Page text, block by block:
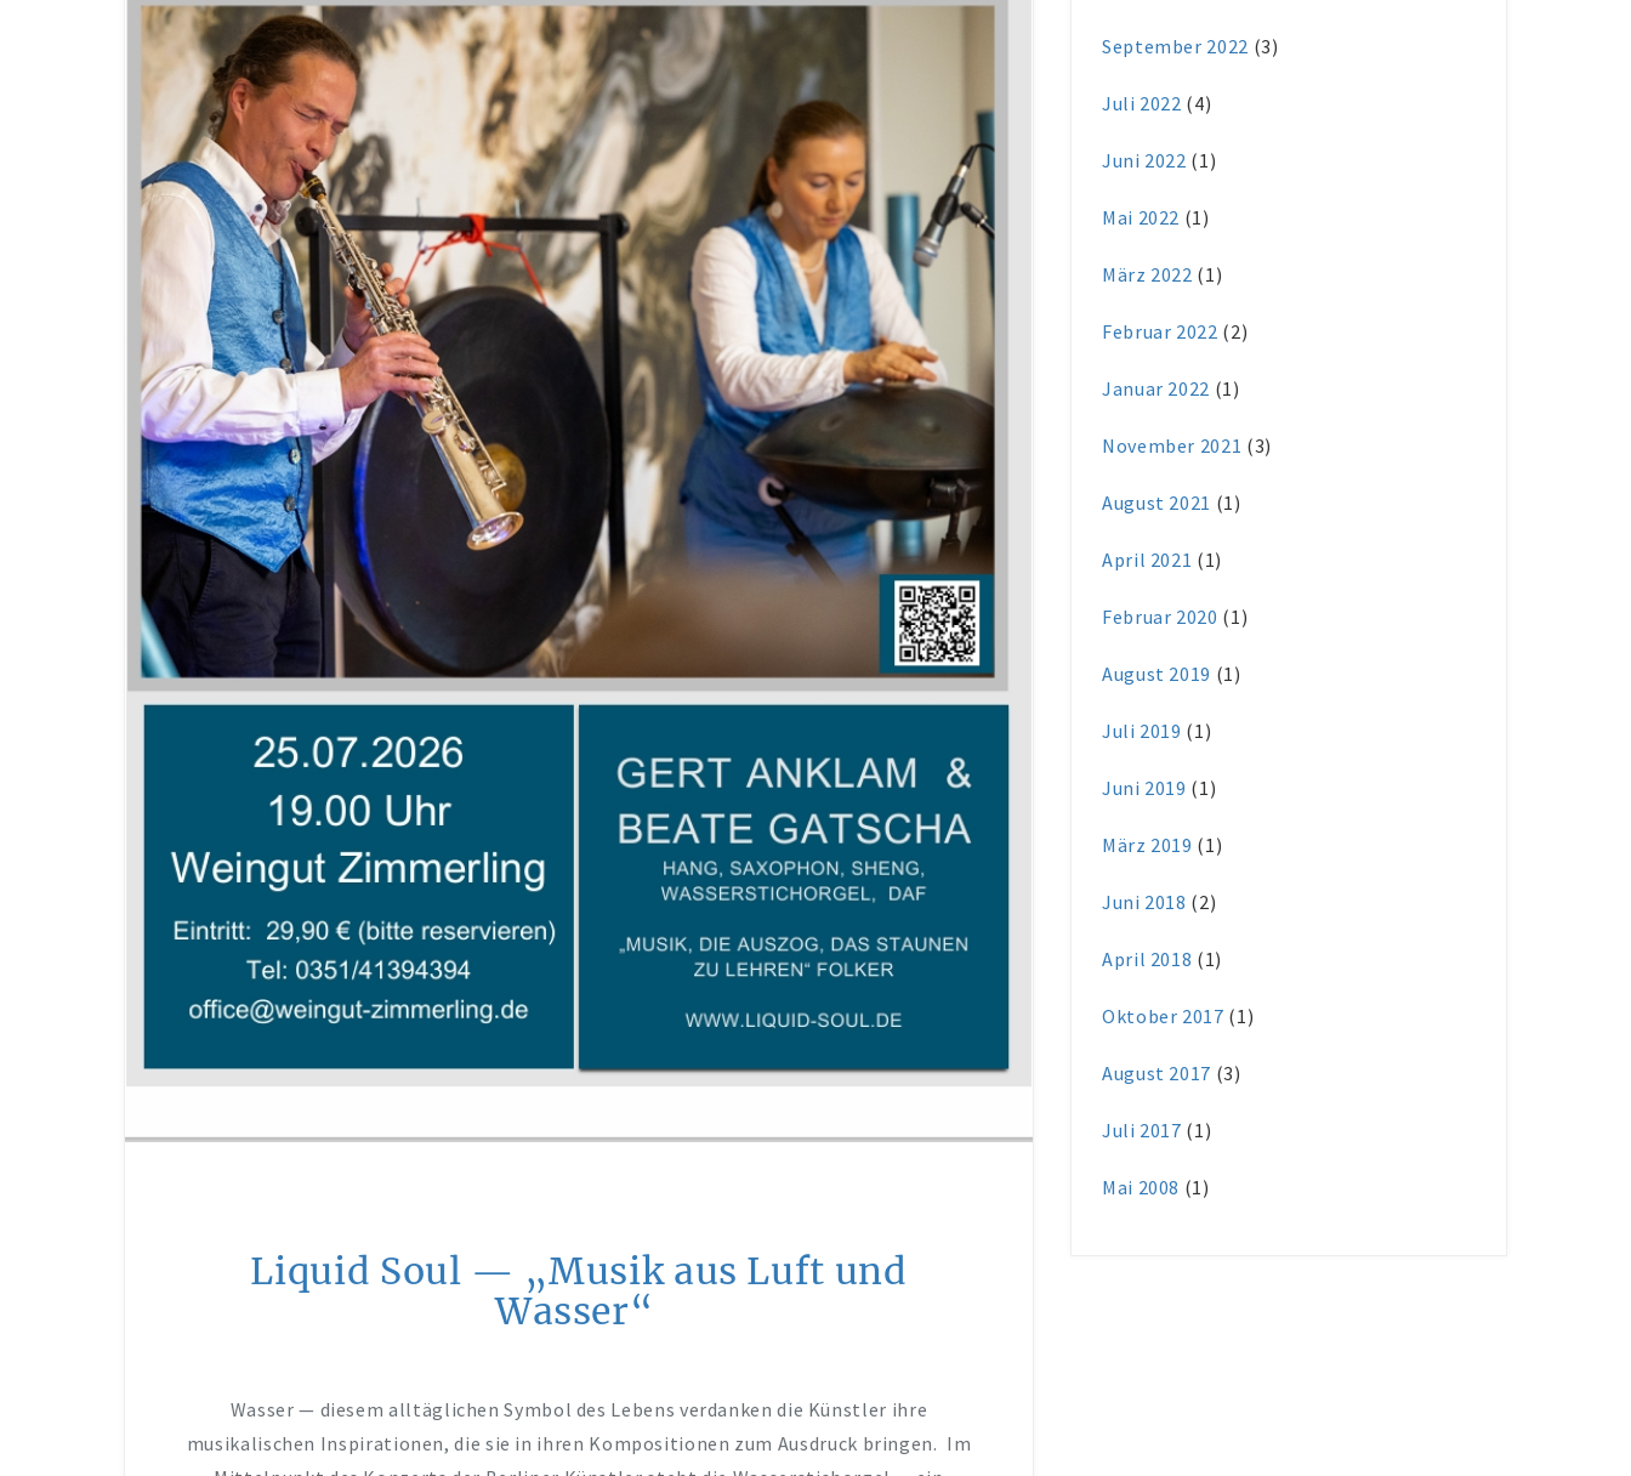
Liquid Soul — „Musik aus Luft und
Wasser“
Wasser — diesem alltäglichen Symbol des Lebens verdanken die Künstler ihre
musikalischen Inspirationen, die sie in ihren Kompositionen zum Ausdruck bringen. Im
September 2022 (3)
Juli 2022 (4)
Juni 2022 (1)
Mai 2022 (1)
März 2022 (1)
Februar 2022 (2)
Januar 2022 (1)
November 2021 (3)
August 2021 (1)
April 2021 (1)
Februar 2020 (1)
August 2019 (1)
Juli 2019 (1)
Juni 2019 (1)
März 2019 (1)
Juni 2018 (2)
April 2018 (1)
Oktober 2017 (1)
August 2017 (3)
Juli 2017 (1)
Mai 2008 (1)